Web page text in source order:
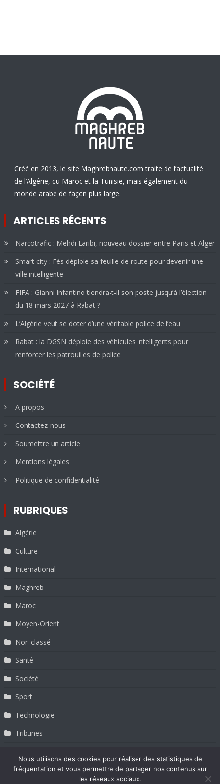
Créé en 2013, le site Maghrebnaute.com traite de l’actualité
de l’Algérie, du Maroc et la Tunisie, mais également du
monde arabe de façon plus large.
ARTICLES RÉCENTS
Narcotrafic : Mehdi Laribi, nouveau dossier entre Paris et Alger
Smart city : Fès déploie sa feuille de route pour devenir une
ville intelligente
FIFA : Gianni Infantino tiendra-t-il son poste jusqu’à l’élection
du 18 mars 2027 à Rabat ?
L’Algérie veut se doter d’une véritable police de l’eau
Rabat : la DGSN déploie des véhicules intelligents pour
renforcer les patrouilles de police
SOCIÉTÉ
A propos
Contactez-nous
Soumettre un article
Mentions légales
Politique de confidentialité
RUBRIQUES
Algérie
Culture
International
Maghreb
Maroc
Moyen-Orient
Non classé
Santé
Société
Sport
Technologie
Tribunes
Nous utilisons des cookies pour réaliser des statistiques de
fréquentation et vous permettre de partager nos contenus sur
les réseaux sociaux.